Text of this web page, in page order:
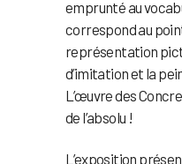
emprunté au
correspond au
représentation
d’imitation et la
L’œuvre des
de l’absolu !
L’exposition